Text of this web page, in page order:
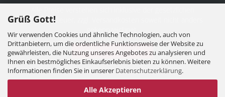
Grüß Gott!
Wir verwenden Cookies und ähnliche Technologien, auch von
Drittanbietern, um die ordentliche Funktionsweise der Website zu
gewährleisten, die Nutzung unseres Angebotes zu analysieren und
Ihnen ein bestmögliches Einkaufserlebnis bieten zu können. Weitere
Informationen finden Sie in unserer Datenschutzerklärung.
Alle Akzeptieren
Mehrwertsteuer, zzgl.
gekennzeichnet.
Vertrag widerrufen